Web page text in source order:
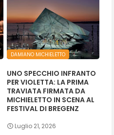
DAMIANO MICHIELETTO
UNO SPECCHIO INFRANTO
PER VIOLETTA: LA PRIMA
TRAVIATA FIRMATA DA
MICHIELETTO IN SCENA AL
FESTIVAL DI BREGENZ
Luglio 21, 2026